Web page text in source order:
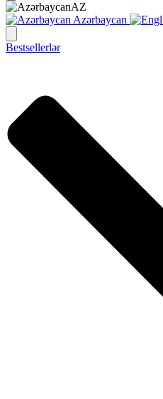
AZ
Azərbaycan
Bestsellerlər